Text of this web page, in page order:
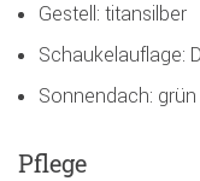
Gestell: titansilber
Schaukelauflage:
Sonnendach: grün
Pflege